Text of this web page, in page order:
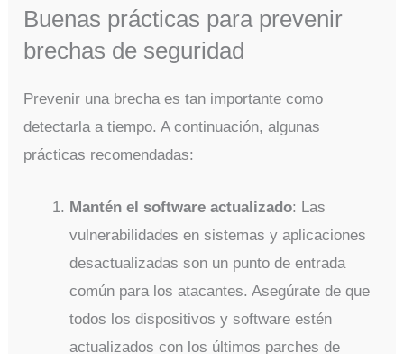
Buenas prácticas para prevenir
brechas de seguridad
Prevenir una brecha es tan importante como
detectarla a tiempo. A continuación, algunas
prácticas recomendadas:
Mantén el software actualizado: Las
vulnerabilidades en sistemas y aplicaciones
desactualizadas son un punto de entrada
común para los atacantes. Asegúrate de que
todos los dispositivos y software estén
actualizados con los últimos parches de